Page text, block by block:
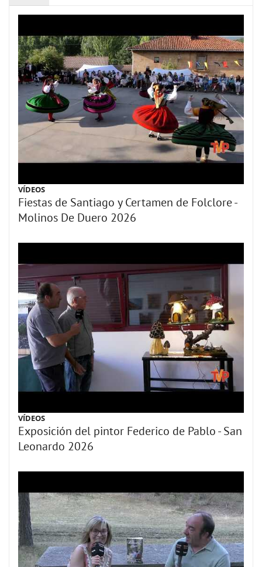
VÍDEOS
Fiestas de Santiago y Certamen de Folclore -
Molinos De Duero 2026
VÍDEOS
Exposición del pintor Federico de Pablo - San
Leonardo 2026